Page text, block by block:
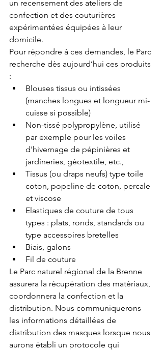
un recensement des ateliers de
confection et des couturières
expérimentées équipées à leur
domicile.
Pour répondre à ces demandes, le Parc
recherche dès aujourd’hui ces produits
:
Blouses tissus ou intissées
(manches longues et longueur mi-
cuisse si possible)
Non-tissé polypropylène, utilisé
par exemple pour les voiles
d'hivernage de pépinières et
jardineries, géotextile, etc.,
Tissus (ou draps neufs) type toile
coton, popeline de coton, percale
et viscose
Elastiques de couture de tous
types : plats, ronds, standards ou
type accessoires bretelles
Biais, galons
Fil de couture
Le Parc naturel régional de la Brenne
assurera la récupération des matériaux,
coordonnera la confection et la
distribution. Nous communiquerons
les informations détaillées de
distribution des masques lorsque nous
aurons établi un protocole qui